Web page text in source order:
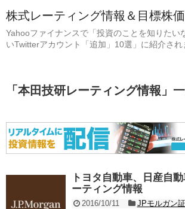
株式レーティング情報＆目標株価
Yahooファイナンスで「投資のことを知りたい
いTwitterアカウント「追加」10選」に紹介され
「 本田技研レーティング情報 」
トヨタ自動車、日産自
ーティング情報
2016/10/11
JPモルガン